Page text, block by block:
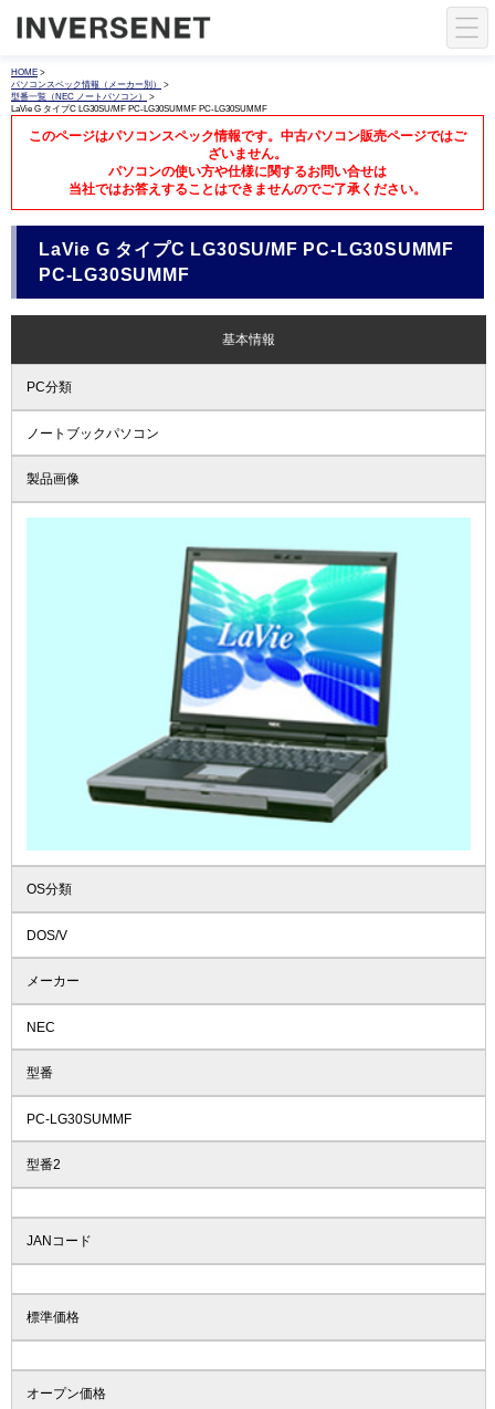
HOME >
パソコンスペック情報（メーカー別）
>
型番一覧（NEC ノートパソコン）
>
LaVie G タイプC LG30SU/MF PC-LG30SUMMF PC-LG30SUMMF
このページはパソコンスペック情報です。中古パソコン販売ページではご
ざいません。
パソコンの使い方や仕様に関するお問い合せは
当社ではお答えすることはできませんのでご了承ください。
LaVie G タイプC LG30SU/MF PC-LG30SUMMF
PC-LG30SUMMF
基本情報
PC分類
ノートブックパソコン
製品画像
OS分類
DOS/V
メーカー
NEC
型番
PC-LG30SUMMF
型番2
JANコード
標準価格
オープン価格